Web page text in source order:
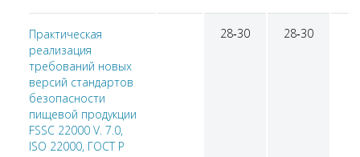
Практическая
реализация
требований новых
версий стандартов
безопасности
пищевой продукции
FSSC 22000 V. 7.0,
ISO 22000, ГОСТ Р
28‑30 28‑30